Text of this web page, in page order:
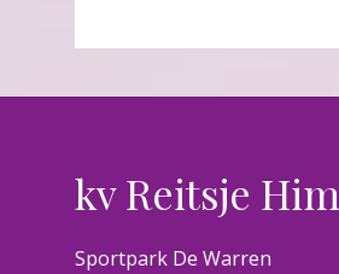
kv Reitsje Him
Sportpark De Warren